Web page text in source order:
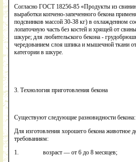
Согласно ГОСТ 18256-85 «Продукты из
выработки копчено-запеченного бекона
подсвинков массой 30-38 кг) в охлажденном
лопаточную часть без костей и хрящей от
шкуре; для любительского бекона -
чередованием слоя шпика и мышечной ткани
категории в шкуре.
3. Технология приготовления бекона
Существуют следующие разновидности
Для изготовления хорошего бекона
требованиям:
1. возраст — от 6 до 8 месяцев;